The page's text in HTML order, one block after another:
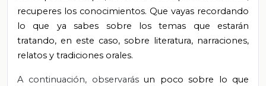
recuperes los conocimientos. Que vayas recordando
lo que ya sabes sobre los temas que estarán
tratando, en este caso, sobre literatura, narraciones,
relatos y tradiciones orales.
A continuación, observarásun poco sobre lo que